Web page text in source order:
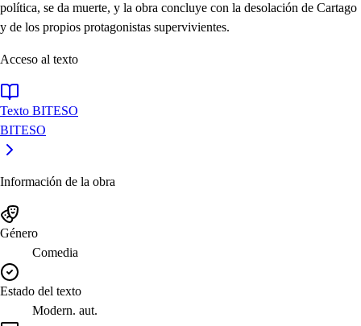
política, se da muerte, y la obra concluye con la desolación de Cartago
y de los propios protagonistas supervivientes.
Acceso al texto
Texto BITESO
BITESO
Información de la obra
Género
Comedia
Estado del texto
Modern. aut.